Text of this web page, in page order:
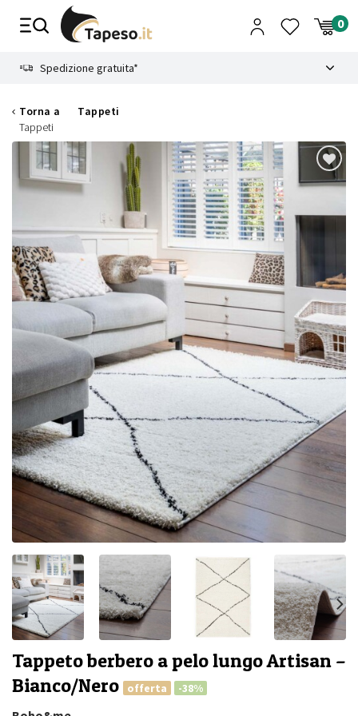
Spedizione gratuita*
Torna a
Tappeti
Tappeti
Tappeto berbero a pelo lungo Artisan –
Bianco/Nero
offerta -38%